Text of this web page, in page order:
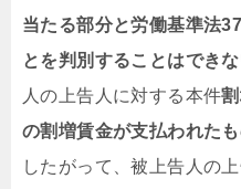
当たる部分と労働基準法
とを判別することはでき
人の上告人に対する本件
の割増賃金が支払われた
したがって、被上告人の